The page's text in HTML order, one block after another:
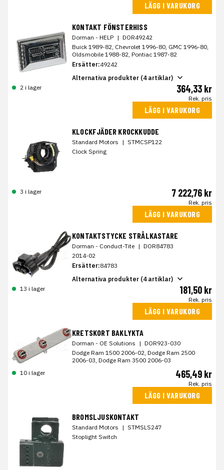
LÄGG I VARUKORG
KONTAKT FÖNSTERHISS
Dorman - HELP | DOR49242
Buick 1989-82, Chevrolet 1996-80, GMC 1996-80,
Oldsmobile 1988-82, Pontiac 1987-82
Ersätter:49242
Alternativa produkter (4 artiklar)
2 i lager
364,33 kr
Rek. pris
LÄGG I VARUKORG
KLOCKFJÄDER KROCKKUDDE
Standard Motors | STMCSP122
Clock Spring
3 i lager 7 222,76 kr
Rek. pris
LÄGG I VARUKORG
KONTAKTSTYCKE STRÅLKASTARE
Dorman - Conduct-Tite | DOR84783
2014-02
Ersätter:84783
Alternativa produkter (4 artiklar)
13 i lager
181,50 kr
Rek. pris
LÄGG I VARUKORG
KRETSKORT BAKLYKTA
Dorman - OE Solutions | DOR923-030
Dodge Ram 1500 2006-02, Dodge Ram 2500
2006-03, Dodge Ram 3500 2006-03
10 i lager
465,49 kr
Rek. pris
LÄGG I VARUKORG
BROMSLJUSKONTAKT
Standard Motors | STMSLS247
Stoplight Switch